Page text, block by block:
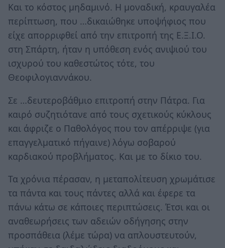
Και το κόστος μηδαμινό. Η μοναδική, κραυγαλέα
περίπτωση, που …δικαιώθηκε υποψήφιος που
είχε απορριφθεί από την επιτροπή της Ε.Ξ.Ι.Ο.
στη Σπάρτη, ήταν η υπόθεση ενός ανιψιού του
ισχυρού του καθεστώτος τότε, του
Θεοφιλογιαννάκου.
Σε …δευτεροβάθμιο επιτροπή στην Πάτρα. Για
καιρό συζητιότανε από τους σχετικούς κύκλους
και άφριζε ο Παθολόγος που τον απέρριψε (για
επαγγελματικό πήγαινε) λόγω σοβαρού
καρδιακού προβλήματος. Και με το δίκιο του.
Τα χρόνια πέρασαν, η μεταπολίτευση χρωμάτισε
τα πάντα και τους πάντες αλλά και έφερε τα
πάνω κάτω σε κάποιες περιπτώσεις. Έτσι και οι
αναθεωρήσεις των αδειών οδήγησης στην
προσπάθεια (λέμε τώρα) να απλουστευτούν,